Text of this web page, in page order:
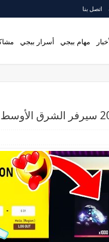
اتصل بنا
مهام ببجي أسرار ببجي